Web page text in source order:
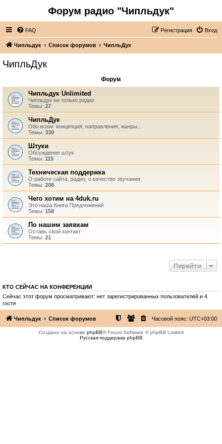
Форум радио "Чипльдук"
FAQ Вход
Регистрация
Чипльдук Список форумов ЧипльДук
ЧипльДук
Форум
Чипльдук Unlimited
Чипльдук не только радио
Темы: 27
ЧипльДук
Обо всем: концепция, направления, жанры...
Темы: 330
Штуки
Обсуждение штук
Темы: 115
Техническая поддержка
О работе сайта, радио, о качестве звучания
Темы: 208
Чего хотим на 4duk.ru
Это наша Книга Предложений
Темы: 158
По нашим заявкам
Оставь свой контакт
Темы: 21
Перейти
КТО СЕЙЧАС НА КОНФЕРЕНЦИИ
Сейчас этот форум просматривают: нет зарегистрированных пользователей и 4
гостя
Чипльдук Список форумов Часовой пояс: UTC+03:00
Создано на основе phpBB® Forum Software © phpBB Limited
Русская поддержка phpBB